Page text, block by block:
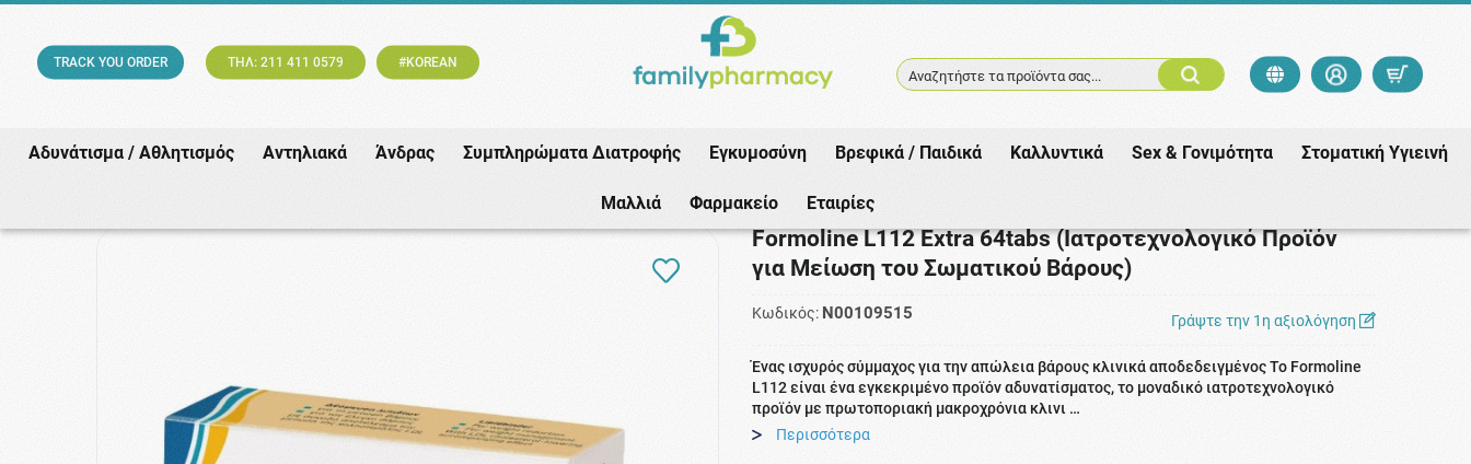
TRACK YOU ORDER ΤΗΛ: 211 411 0579 #KOREAN
Αναζητήστε τα προϊόντα σας...
Αδυνάτισμα / Αθλητισμός Αντηλιακά Άνδρας Συμπληρώματα Διατροφής Εγκυμοσύνη Βρεφικά / Παιδικά Καλλυντικά Sex & Γονιμότητα Στοματική Υγιεινή
Μαλλιά Φαρμακείο Εταιρίες
Formoline L112 Extra 64tabs (Ιατροτεχνολογικό Προϊόν για Μείωση του Σωματικού Βάρους)
Formoline L112 Extra 64tabs (Ιατροτεχνολογικό Προϊόν
για Μείωση του Σωματικού Βάρους)
Κωδικός: N00109515 Γράψτε την 1η αξιολόγηση
Ένας ισχυρός σύμμαχος για την απώλεια βάρους κλινικά αποδεδειγμένος Το Formoline
L112 είναι ένα εγκεκριμένο προϊόν αδυνατίσματος, το μοναδικό ιατροτεχνολογικό
προϊόν με πρωτοποριακή μακροχρόνια κλινι …
Περισσότερα